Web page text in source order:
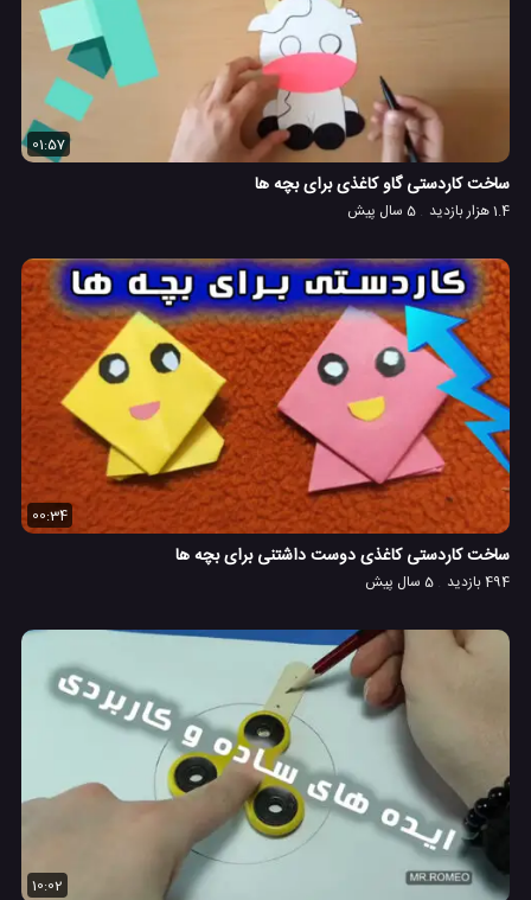
01:57
ساخت کاردستی گاو کاغذی برای بچه ها
1.4 هزار بازدید 5 سال پیش
00:34
ساخت کاردستی کاغذی دوست داشتنی برای بچه ها
494 بازدید 5 سال پیش
10:02